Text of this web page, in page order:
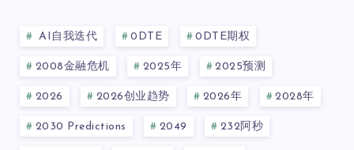
AI自我迭代 0DTE 0DTE期权
2008金融危机 2025年 2025预测
2026 2026创业趋势 2026年 2028年
2030 Predictions 2049 232阿秒